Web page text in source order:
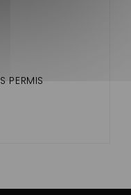
PERMIS